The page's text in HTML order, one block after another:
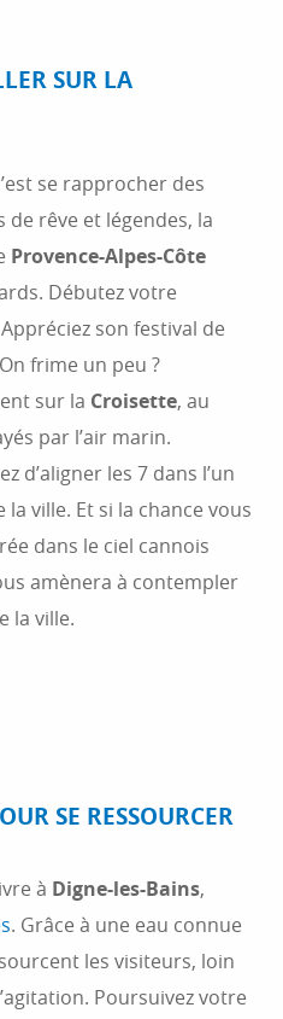
SUR LA
se rapprocher des
de rêve et légendes, la
Provence-Alpes-Côte
Débutez votre
son festival de
frime un peu ?
sur la Croisette, au
par l’air marin.
d’aligner les 7 dans l’un
ville. Et si la chance vous
dans le ciel cannois
amènera à contempler
la ville.
SE RESSOURCER
à Digne-les-Bains,
. Grâce à une eau connue
les visiteurs, loin
Poursuivez votre